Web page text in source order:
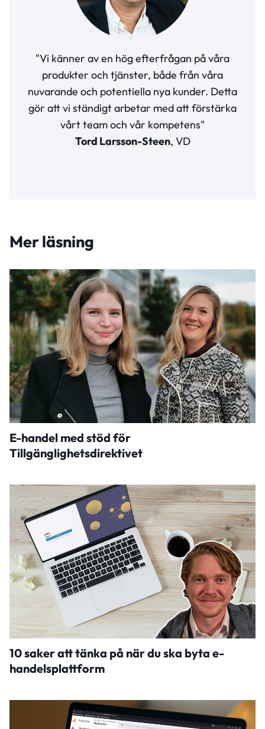
"Vi känner av en hög efterfrågan på våra
produkter och tjänster, både från våra
nuvarande och potentiella nya kunder. Detta
gör att vi ständigt arbetar med att förstärka
vårt team och vår kompetens"
Tord Larsson-Steen, VD
Mer läsning
E-handel med stöd för
Tillgänglighetsdirektivet
10 saker att tänka på när du ska byta e-
handelsplattform